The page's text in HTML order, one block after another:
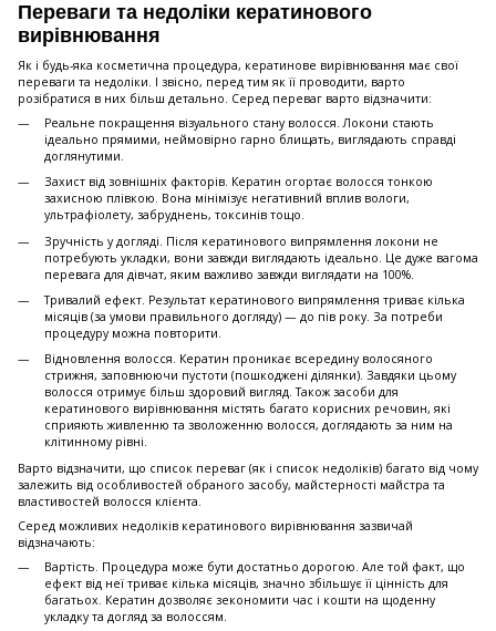
Переваги та недоліки кератинового
вирівнювання
Як і будь-яка косметична процедура, кератинове вирівнювання має свої
переваги та недоліки. І звісно, перед тим як її проводити, варто
розібратися в них більш детально. Серед переваг варто відзначити:
Реальне покращення візуального стану волосся. Локони стають
ідеально прямими, неймовірно гарно блищать, виглядають справді
доглянутими.
Захист від зовнішніх факторів. Кератин огортає волосся тонкою
захисною плівкою. Вона мінімізує негативний вплив вологи,
ультрафіолету, забруднень, токсинів тощо.
Зручність у догляді. Після кератинового випрямлення локони не
потребують укладки, вони завжди виглядають ідеально. Це дуже вагома
перевага для дівчат, яким важливо завжди виглядати на 100%.
Тривалий ефект. Результат кератинового випрямлення триває кілька
місяців (за умови правильного догляду) — до пів року. За потреби
процедуру можна повторити.
Відновлення волосся. Кератин проникає всередину волосяного
стрижня, заповнюючи пустоти (пошкоджені ділянки). Завдяки цьому
волосся отримує більш здоровий вигляд. Також засоби для
кератинового вирівнювання містять багато корисних речовин, які
сприяють живленню та зволоженню волосся, доглядають за ним на
клітинному рівні.
Варто відзначити, що список переваг (як і список недоліків) багато від чому
залежить від особливостей обраного засобу, майстерності майстра та
властивостей волосся клієнта.
Серед можливих недоліків кератинового вирівнювання зазвичай
відзначають:
Вартість. Процедура може бути достатньо дорогою. Але той факт, що
ефект від неї триває кілька місяців, значно збільшує її цінність для
багатьох. Кератин дозволяє зекономити час і кошти на щоденну
укладку та догляд за волоссям.